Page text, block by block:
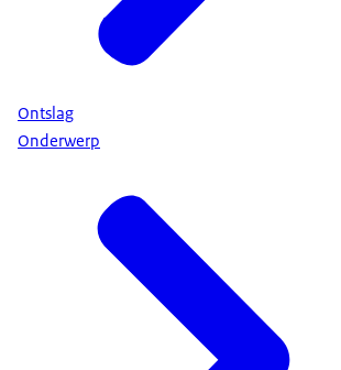
Ontslag
Onderwerp